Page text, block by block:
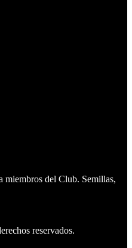
miembros del Club. Semillas,
reservados.